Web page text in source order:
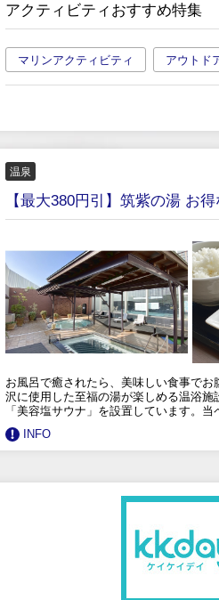
アクティビティおすすめ特集
マリンアクティビティ アウトド
温泉
【最大380円引】筑紫の湯 お
お風呂で癒されたら、美味しい食事で
沢に使用した至福の湯が楽しめる温浴
「美容塩サウナ」を設置しています。
INFO